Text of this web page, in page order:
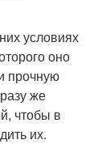
условиях
оно
прочную
же
чтобы в
их.